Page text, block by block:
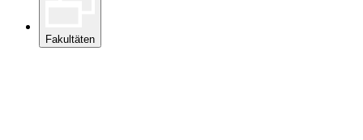
Fakultäten